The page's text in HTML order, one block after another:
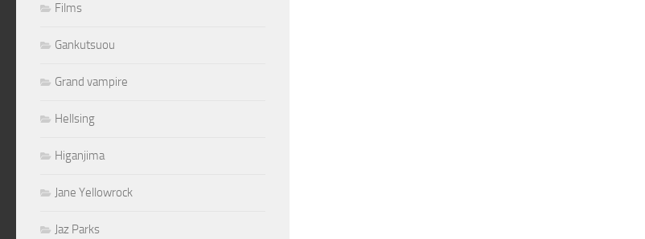
Films
Gankutsuou
Grand vampire
Hellsing
Higanjima
Jane Yellowrock
Jaz Parks